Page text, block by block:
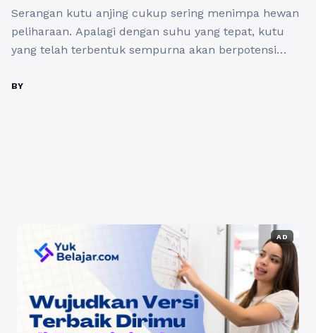
Serangan kutu anjing cukup sering menimpa hewan
peliharaan. Apalagi dengan suhu yang tepat, kutu
yang telah terbentuk sempurna akan berpotensi
hari. Air liur yang akan dihasilkan kutu bisa
BY
AD